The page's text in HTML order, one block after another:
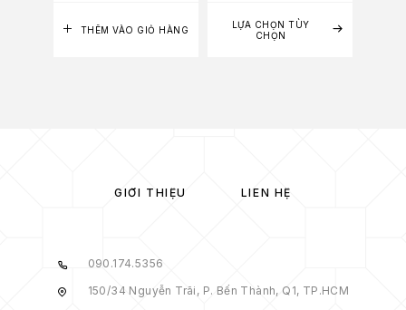
THÊM VÀO GIỎ HÀNG
LỰA CHỌN TÙY
CHỌN
GIỚI THIỆU LIÊN HỆ
090.174.5356
150/34 Nguyễn Trãi, P. Bến Thành, Q1, TP.HCM